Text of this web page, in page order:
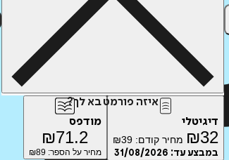
איזה פורמט בא לך?
דיגיטלי
₪32 מחיר קודם: ₪39
במבצע עד: 31/08/2026
מודפס
₪71.2
מחיר על הספר: ₪ 89